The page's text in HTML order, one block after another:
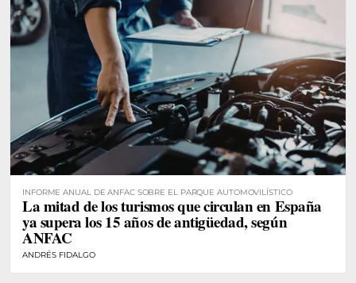
INFORME ANUAL DE ANFAC SOBRE EL PARQUE AUTOMOVILÍSTICO
La mitad de los turismos que circulan en España
ya supera los 15 años de antigüedad, según
ANFAC
ANDRÉS FIDALGO